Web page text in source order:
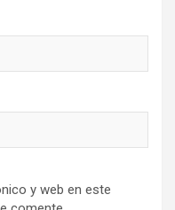
y web en este